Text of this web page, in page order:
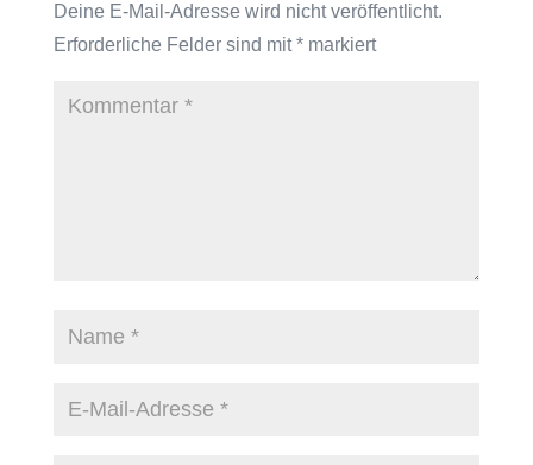
Deine E-Mail-Adresse wird nicht veröffentlicht.
Erforderliche Felder sind mit*markiert